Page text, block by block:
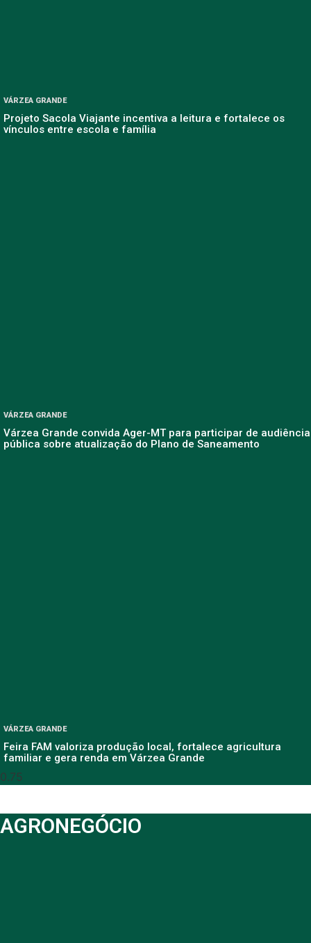
VÁRZEA GRANDE
Projeto Sacola Viajante incentiva a leitura e fortalece os
vínculos entre escola e família
VÁRZEA GRANDE
Várzea Grande convida Ager-MT para participar de audiência
pública sobre atualização do Plano de Saneamento
VÁRZEA GRANDE
Feira FAM valoriza produção local, fortalece agricultura
familiar e gera renda em Várzea Grande
AGRONEGÓCIO